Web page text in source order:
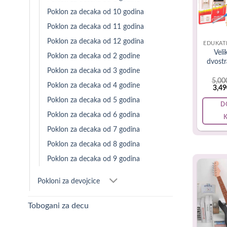
Poklon za decaka od 10 godina
Poklon za decaka od 11 godina
Poklon za decaka od 12 godina
Poklon za decaka od 2 godine
Poklon za decaka od 3 godine
Poklon za decaka od 4 godine
Poklon za decaka od 5 godina
Poklon za decaka od 6 godina
Poklon za decaka od 7 godina
Poklon za decaka od 8 godina
Poklon za decaka od 9 godina
Pokloni za devojcice
Tobogani za decu
Deset
dovoljno
postoji
Od cipela
Ako
imaju
Ali sjajna
was: